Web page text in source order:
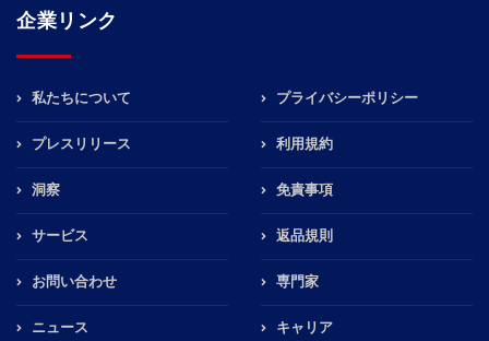
企業リンク
私たちについて
プレスリリース
洞察
サービス
お問い合わせ
ニュース
プライバシーポリシー
利用規約
免責事項
返品規則
専門家
キャリア